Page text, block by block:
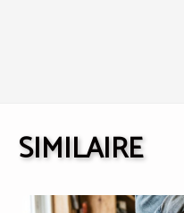
SIMILAIRE